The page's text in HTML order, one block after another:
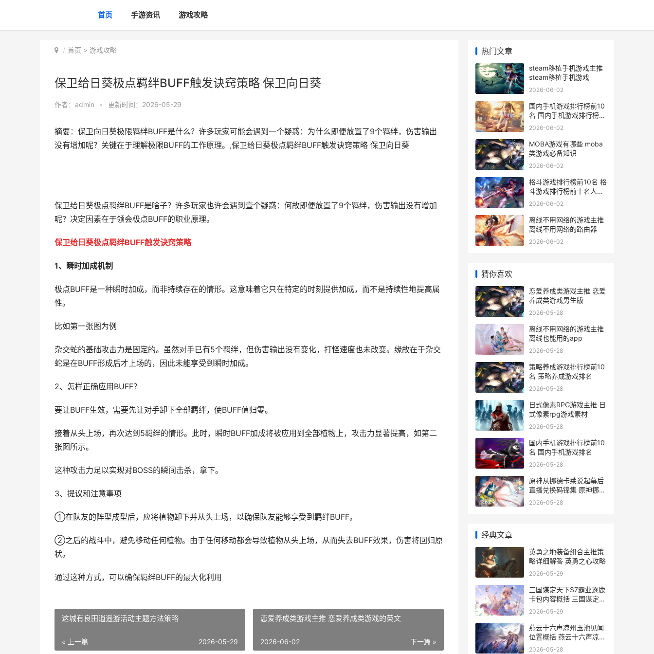
首页 手游资讯 游戏攻略
首页 > 游戏攻略
保卫给日葵极点羁绊BUFF触发诀窍策略 保卫向日葵
作者： admin • 更新时间：2026-05-29
摘要：保卫向日葵极限羁绊BUFF是什么？许多玩家可能会遇到一个疑惑：为什么即便放置了9个羁绊，伤害输出
没有增加呢？关键在于理解极限BUFF的工作原理。,保卫给日葵极点羁绊BUFF触发诀窍策略 保卫向日葵
保卫给日葵极点羁绊BUFF是啥子？许多玩家也许会遇到壹个疑惑：何故即便放置了9个羁绊，伤害输出没有增加
呢？决定因素在于领会极点BUFF的职业原理。
保卫给日葵极点羁绊BUFF触发诀窍策略
1、瞬时加成机制
极点BUFF是一种瞬时加成，而非持续存在的情形。这意味着它只在特定的时刻提供加成，而不是持续性地提高属
性。
比如第一张图为例
杂交蛇的基础攻击力是固定的。虽然对手已有5个羁绊，但伤害输出没有变化，打怪速度也未改变。缘故在于杂交
蛇是在BUFF形成后才上场的，因此未能享受到瞬时加成。
2、怎样正确应用BUFF？
要让BUFF生效，需要先让对手卸下全部羁绊，使BUFF值归零。
接着从头上场，再次达到5羁绊的情形。此时，瞬时BUFF加成将被应用到全部植物上，攻击力显著提高，如第二
张图所示。
这种攻击力足以实现对BOSS的瞬间击杀，拿下。
3、提议和注意事项
①在队友的阵型成型后，应将植物卸下并从头上场，以确保队友能够享受到羁绊BUFF。
②之后的战斗中，避免移动任何植物。由于任何移动都会导致植物从头上场，从而失去BUFF效果，伤害将回归原
状。
通过这种方式，可以确保羁绊BUFF的最大化利用
这城有良田逍遥游活动主题方法策略
« 上一篇 2026-05-29
恋爱养成类游戏主推 恋爱养成类游戏的英文
下一篇 »
2026-06-02
热门文章
steam移植手机游戏主推
steam移植手机游戏
2026-06-02
国内手机游戏排行榜前10
名 国内手机游戏排行榜前
十名
2026-06-02
MOBA游戏有哪些 moba
类游戏必备知识
2026-06-02
格斗游戏排行榜前10名 格
斗游戏排行榜前十名人物
图片
2026-06-02
离线不用网络的游戏主推
离线不用网络的路由器
2026-06-02
猜你喜欢
恋爱养成类游戏主推 恋爱
养成类游戏男生版
2026-05-28
离线不用网络的游戏主推
离线也能用的app
2026-05-28
策略养成游戏排行榜前10
名 策略养成游戏排名
2026-05-28
日式像素RPG游戏主推 日
式像素rpg游戏素材
2026-05-28
国内手机游戏排行榜前10
名 国内手机游戏排名
2026-05-28
原神从挪德卡莱说起幕后
直播兑换码锦集 原神挪德
卡莱原型
2026-05-28
经典文章
英勇之地装备组合主推策
略详细解答 英勇之心攻略
2026-05-29
三国谋定天下S7霸业逐鹿
卡包内容概括 三国谋定天
下s7阵容一览表
2026-05-29
燕云十六声凉州玉池见闻
位置概括 燕云十六声凉州
怎么去
2026-05-28